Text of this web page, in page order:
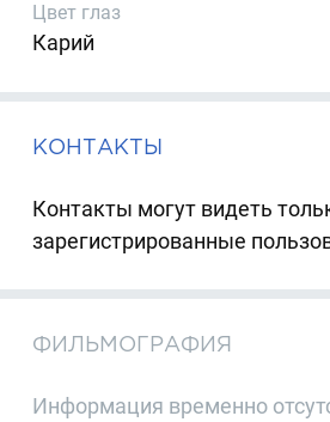
Цвет глаз
Карий
КОНТАКТЫ
Контакты могут видеть
зарегистрированные
ФИЛЬМОГРАФИЯ
Информация временно